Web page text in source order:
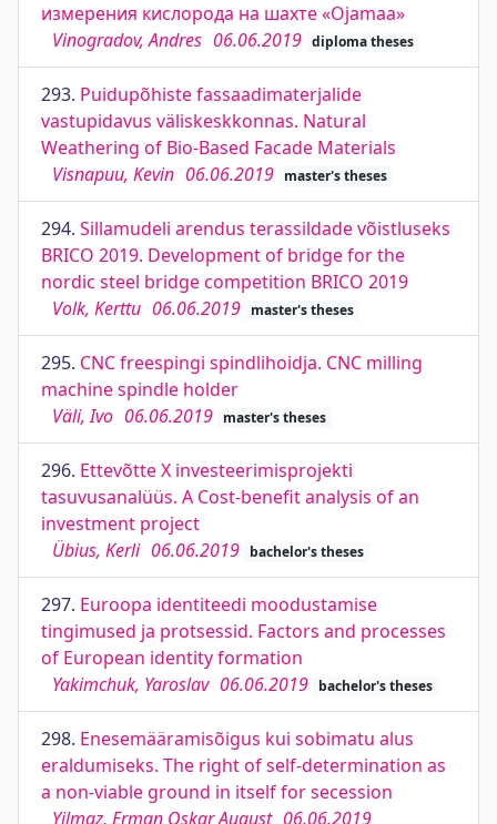
измерения кислорода на шахте «Ojamaa»
Vinogradov, Andres 06.06.2019 diploma theses
293. Puidupõhiste fassaadimaterjalide
vastupidavus väliskeskkonnas. Natural
Weathering of Bio-Based Facade Materials
Visnapuu, Kevin 06.06.2019 master's theses
294. Sillamudeli arendus terassildade võistluseks
BRICO 2019. Development of bridge for the
nordic steel bridge competition BRICO 2019
Volk, Kerttu 06.06.2019 master's theses
295. CNC freespingi spindlihoidja. CNC milling
machine spindle holder
Väli, Ivo 06.06.2019 master's theses
296. Ettevõtte X investeerimisprojekti
tasuvusanalüüs. A Cost-benefit analysis of an
investment project
Übius, Kerli 06.06.2019 bachelor's theses
297. Euroopa identiteedi moodustamise
tingimused ja protsessid. Factors and processes
of European identity formation
Yakimchuk, Yaroslav 06.06.2019 bachelor's theses
298. Enesemääramisõigus kui sobimatu alus
eraldumiseks. The right of self-determination as
a non-viable ground in itself for secession
Yilmaz, Erman Oskar August 06.06.2019